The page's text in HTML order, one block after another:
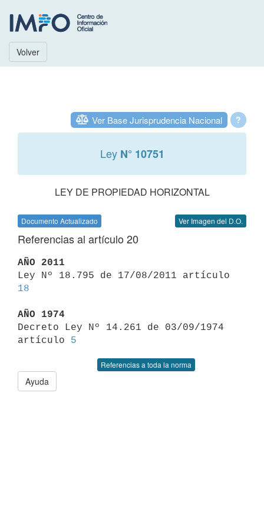
Volver
?
Ver Base Jurisprudencia Nacional
Ley N° 10751
LEY DE PROPIEDAD HORIZONTAL
Documento Actualizado Ver Imagen del D.O.
Referencias al artículo 20
AÑO 2011
18
AÑO 1974
Decreto Ley Nº 14.261 de 03/09/1974
artículo 5
Referencias a toda la norma
Ayuda